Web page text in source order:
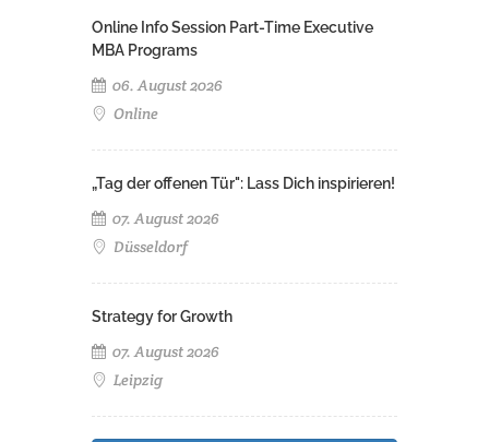
Online Info Session Part-Time Executive
MBA Programs
06. August 2026
Online
„Tag der offenen Tür": Lass Dich inspirieren!
07. August 2026
Düsseldorf
Strategy for Growth
07. August 2026
Leipzig